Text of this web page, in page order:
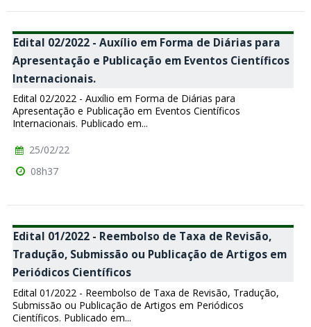
Edital 02/2022 - Auxílio em Forma de Diárias para
Apresentação e Publicação em Eventos Científicos
Internacionais.
Edital 02/2022 - Auxílio em Forma de Diárias para
Apresentação e Publicação em Eventos Científicos
Internacionais. Publicado em...
25/02/22
08h37
Edital 01/2022 - Reembolso de Taxa de Revisão,
Tradução, Submissão ou Publicação de Artigos em
Periódicos Científicos
Edital 01/2022 - Reembolso de Taxa de Revisão, Tradução,
Submissão ou Publicação de Artigos em Periódicos
Científicos. Publicado em...